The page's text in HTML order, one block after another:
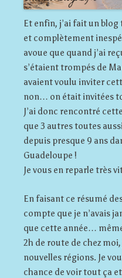
Et enfin, j’ai fait un
et complètement
avoue que quand j’ai
s’étaient trompés de
avaient voulu inviter
non… on était invitées
J’ai donc rencontré
que 3 autres toutes
depuis presque 9 ans
Guadeloupe !
Je vous en reparle très
En faisant ce résumé
compte que je n’avais
que cette année…
2h de route de chez
nouvelles régions. Je
chance de voir tout ça